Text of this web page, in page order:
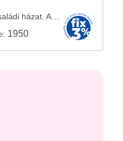
1950